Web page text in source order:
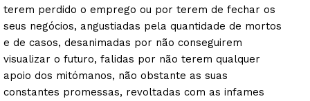
terem perdido o emprego ou por terem de fechar os
seus negócios, angustiadas pela quantidade de mortos
e de casos, desanimadas por não conseguirem
visualizar o futuro, falidas por não terem qualquer
apoio dos mitómanos, não obstante as suas
constantes promessas, revoltadas com as infames